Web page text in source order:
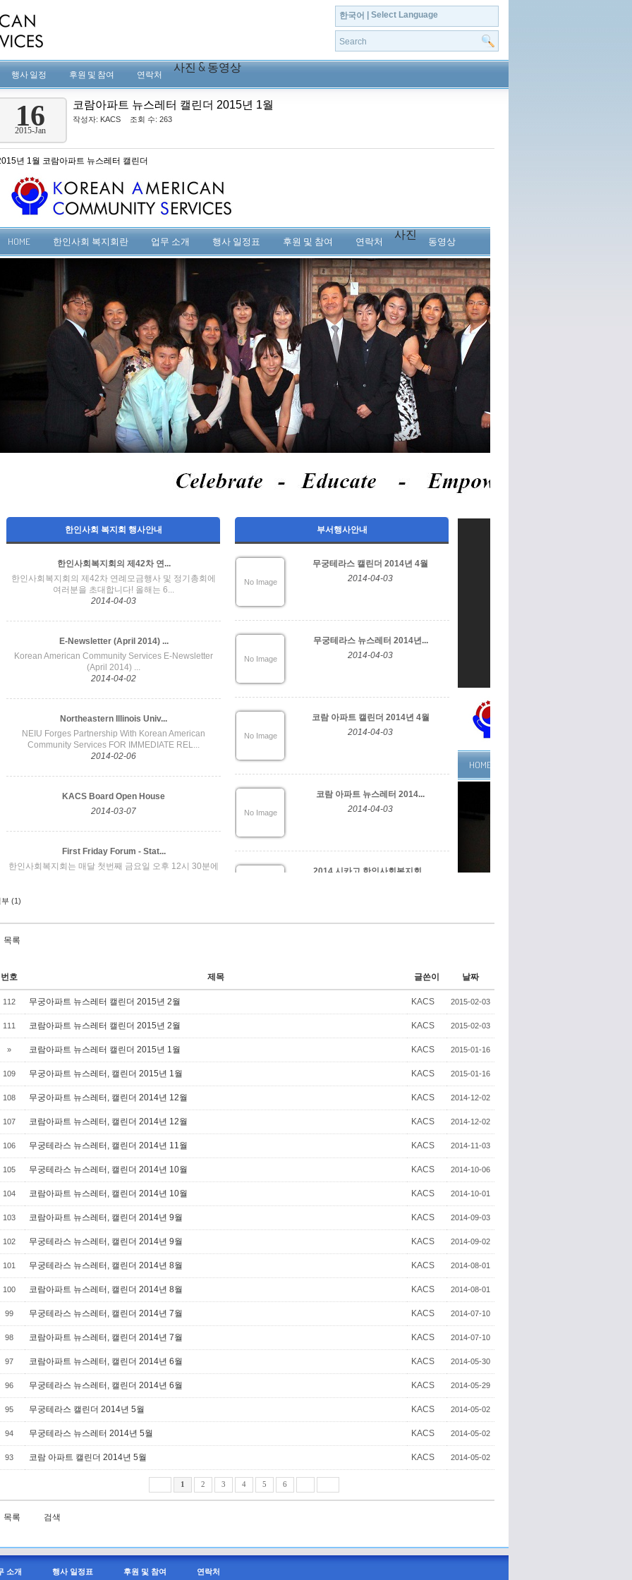
한국어 | Select Language
행사 일정 후원 및 참여 연락처
사진 & 동영상
16
2015-Jan
코람아파트 뉴스레터 캘린더 2015년 1월
작성자: KACS 조회 수: 263
년 1월 코람아파트 뉴스레터 캘린더
(1)
목록
번호 제목 글쓴이 날짜
112 무궁아파트 뉴스레터 캘린더 2015년 2월 KACS 2015-02-03
111 코람아파트 뉴스레터 캘린더 2015년 2월 KACS 2015-02-03
» 코람아파트 뉴스레터 캘린더 2015년 1월 KACS 2015-01-16
109 무궁아파트 뉴스레터, 캘린더 2015년 1월 KACS 2015-01-16
108 무궁아파트 뉴스레터, 캘린더 2014년 12월 KACS 2014-12-02
107 코람아파트 뉴스레터, 캘린더 2014년 12월 KACS 2014-12-02
106 무궁테라스 뉴스레터, 캘린더 2014년 11월 KACS 2014-11-03
105 무궁테라스 뉴스레터, 캘린더 2014년 10월 KACS 2014-10-06
104 코람아파트 뉴스레터, 캘린더 2014년 10월 KACS 2014-10-01
103 코람아파트 뉴스레터, 캘린더 2014년 9월 KACS 2014-09-03
102 무궁테라스 뉴스레터, 캘린더 2014년 9월 KACS 2014-09-02
101 무궁테라스 뉴스레터, 캘린더 2014년 8월 KACS 2014-08-01
100 코람아파트 뉴스레터, 캘린더 2014년 8월 KACS 2014-08-01
99 무궁테라스 뉴스레터, 캘린더 2014년 7월 KACS 2014-07-10
98 코람아파트 뉴스레터, 캘린더 2014년 7월 KACS 2014-07-10
97 코람아파트 뉴스레터, 캘린더 2014년 6월 KACS 2014-05-30
96 무궁테라스 뉴스레터, 캘린더 2014년 6월 KACS 2014-05-29
95 무궁테라스 캘린더 2014년 5월 KACS 2014-05-02
94 무궁테라스 뉴스레터 2014년 5월 KACS 2014-05-02
93 코람 아파트 캘린더 2014년 5월 KACS 2014-05-02
1 2 3 4 5 6
목록 검색
소개 행사 일정표 후원 및 참여 연락처